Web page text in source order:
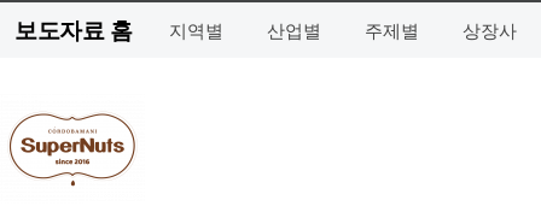
보도자료 홈 지역별 산업별 주제별 상장사